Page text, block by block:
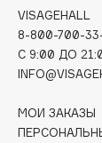
Clarins
Clarins
Clinique
Clive Christian
Club De Nuit
Collagenina
VISAGEHALL
8-800-700-
C 9:00 ДО
МОИ ЗАКАЗЫ